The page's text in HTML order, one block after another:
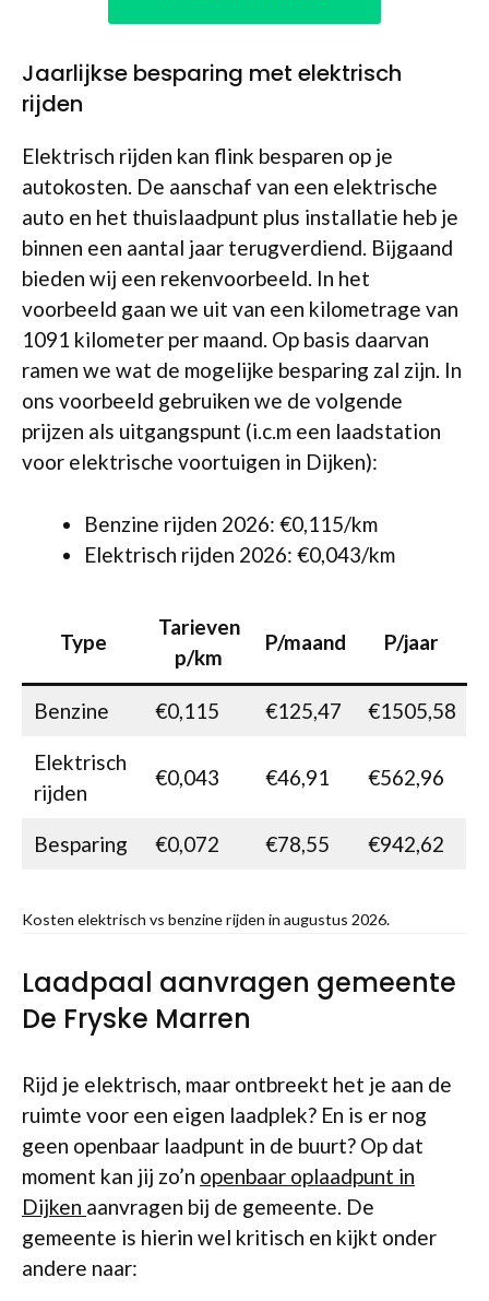
Jaarlijkse besparing met elektrisch
rijden
Elektrisch rijden kan flink besparen op je
autokosten. De aanschaf van een elektrische
auto en het thuislaadpunt plus installatie heb je
binnen een aantal jaar terugverdiend. Bijgaand
bieden wij een rekenvoorbeeld. In het
voorbeeld gaan we uit van een kilometrage van
1091 kilometer per maand. Op basis daarvan
ramen we wat de mogelijke besparing zal zijn. In
ons voorbeeld gebruiken we de volgende
prijzen als uitgangspunt (i.c.m een laadstation
voor elektrische voortuigen in Dijken):
Benzine rijden 2026: €0,115/km
Elektrisch rijden 2026: €0,043/km
Type
Tarieven
p/km
P/maand P/jaar
Benzine €0,115 €125,47 €1505,58
Elektrisch
rijden
€0,043 €46,91 €562,96
Besparing €0,072 €78,55 €942,62
Kosten elektrisch vs benzine rijden in augustus 2026.
Laadpaal aanvragen gemeente
De Fryske Marren
Rijd je elektrisch, maar ontbreekt het je aan de
ruimte voor een eigen laadplek? En is er nog
geen openbaar laadpunt in de buurt? Op dat
moment kan jij zo’n openbaar oplaadpunt in
Dijken aanvragen bij de gemeente. De
gemeente is hierin wel kritisch en kijkt onder
andere naar: